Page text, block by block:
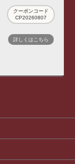
クーポンコード
CP20260807
詳しくはこちら